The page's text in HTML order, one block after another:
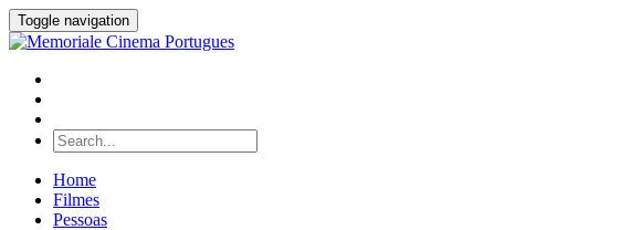
Toggle navigation
Home
Filmes
Pessoas